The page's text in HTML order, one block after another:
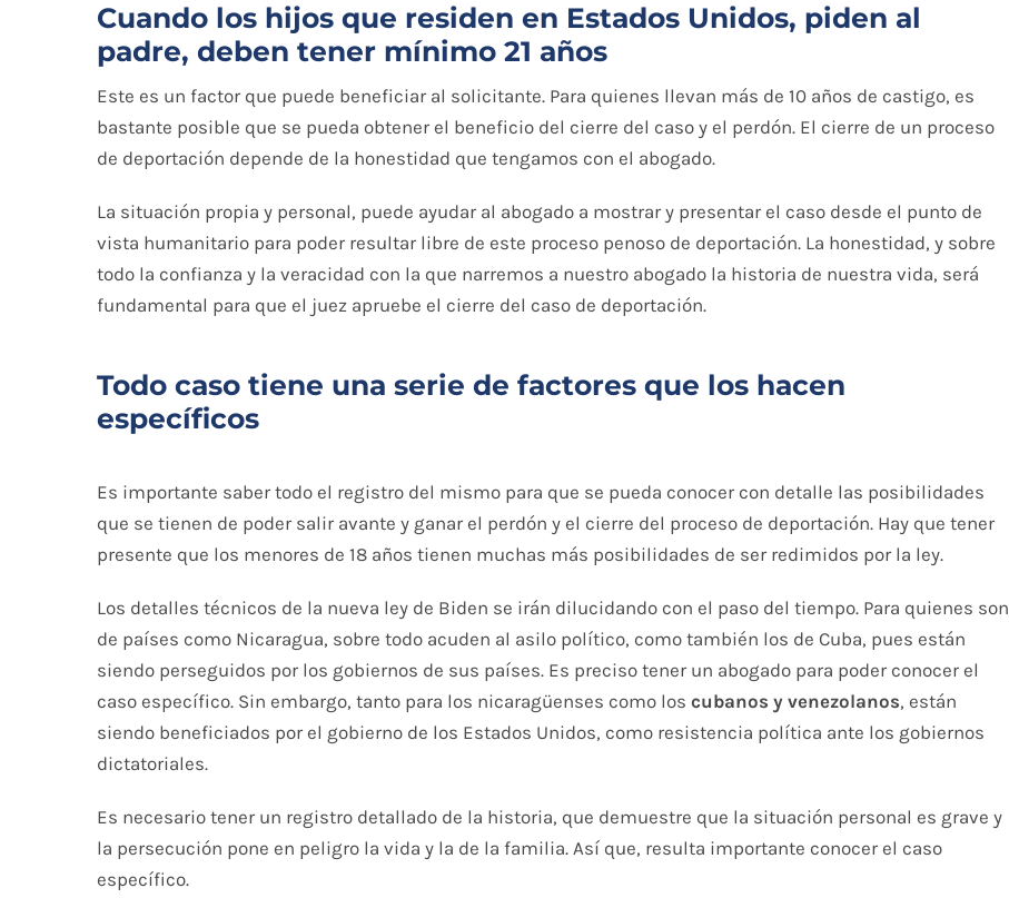
Cuando los hijos que residen en Estados Unidos, piden al
padre, deben tener mínimo 21 años
Este es un factor que puede beneficiar al solicitante. Para quienes llevan más de 10 años de castigo, es
bastante posible que se pueda obtener el beneficio del cierre del caso y el perdón. El cierre de un proceso
de deportación depende de la honestidad que tengamos con el abogado.
La situación propia y personal, puede ayudar al abogado a mostrar y presentar el caso desde el punto de
vista humanitario para poder resultar libre de este proceso penoso de deportación. La honestidad, y sobre
todo la confianza y la veracidad con la que narremos a nuestro abogado la historia de nuestra vida, será
fundamental para que el juez apruebe el cierre del caso de deportación.
Todo caso tiene una serie de factores que los hacen
específicos
Es importante saber todo el registro del mismo para que se pueda conocer con detalle las posibilidades
que se tienen de poder salir avante y ganar el perdón y el cierre del proceso de deportación. Hay que tener
presente que los menores de 18 años tienen muchas más posibilidades de ser redimidos por la ley.
Los detalles técnicos de la nueva ley de Biden se irán dilucidando con el paso del tiempo. Para quienes son
de países como Nicaragua, sobre todo acuden al asilo político, como también los de Cuba, pues están
siendo perseguidos por los gobiernos de sus países. Es preciso tener un abogado para poder conocer el
caso específico. Sin embargo, tanto para los nicaragüenses como los cubanos y venezolanos, están
siendo beneficiados por el gobierno de los Estados Unidos, como resistencia política ante los gobiernos
dictatoriales.
Es necesario tener un registro detallado de la historia, que demuestre que la situación personal es grave y
la persecución pone en peligro la vida y la de la familia. Así que, resulta importante conocer el caso
específico.